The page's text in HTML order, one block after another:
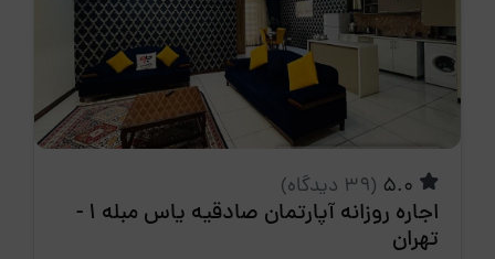
(39 دیدگاه)
اجاره روزانه آپارتمان صادقیه یاس مبله 1 -
تهران